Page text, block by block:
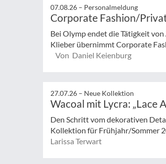
07.08.26 – Personalmeldung
Corporate Fashion/
Bei Olymp endet die Tätigkeit
Klieber übernimmt Corporate
Von Daniel Keienburg
27.07.26 – Neue Kollektion
Wacoal mit Lycra: „Lace
Den Schritt vom dekorativen
Kollektion für Frühjahr/Sommer
Larissa Terwart